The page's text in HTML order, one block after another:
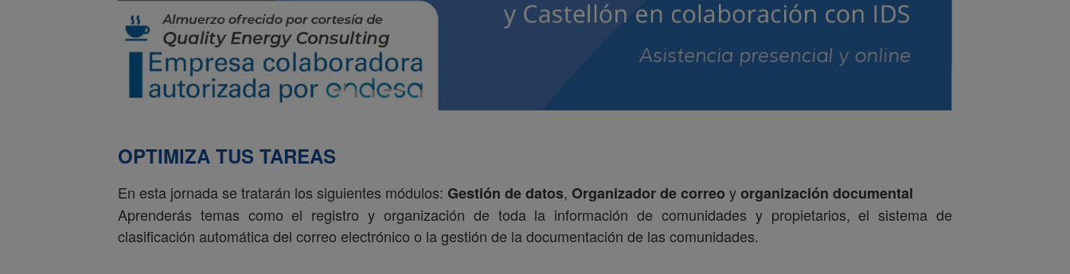
OPTIMIZA TUS TAREAS
En esta jornada se tratarán los siguientes módulos: Gestión de datos, Organizador de correo yorganización documental
Aprenderás temas como el registro y organización de toda la información de comunidades y propietarios, el sistema de
clasificación automática del correo electrónico o la gestión de la documentación de las comunidades.